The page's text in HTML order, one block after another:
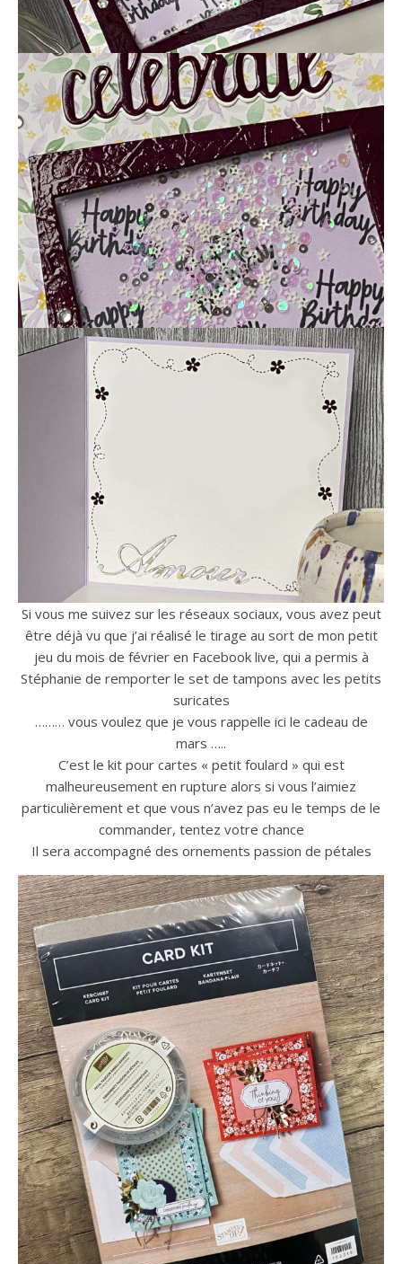
Si vous me suivez sur les réseaux sociaux, vous avez peut
être déjà vu que j’ai réalisé le tirage au sort de mon petit
jeu du mois de février en Facebook live, qui a permis à
Stéphanie de remporter le set de tampons avec les petits
suricates
……… vous voulez que je vous rappelle ici le cadeau de
mars …..
C’est le kit pour cartes « petit foulard » qui est
malheureusement en rupture alors si vous l’aimiez
particulièrement et que vous n’avez pas eu le temps de le
commander, tentez votre chance
Il sera accompagné des ornements passion de pétales